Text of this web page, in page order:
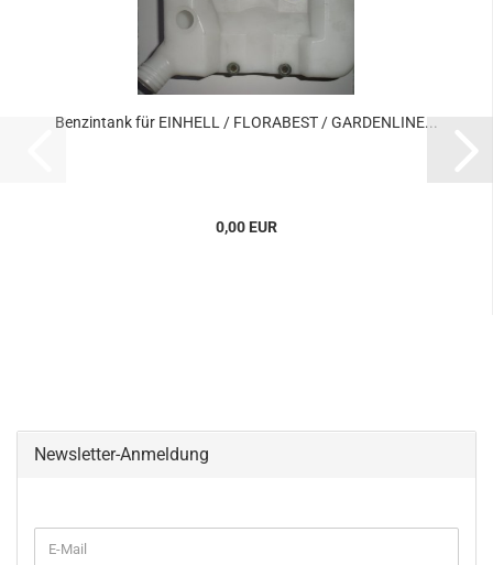
Benzintank für EINHELL / FLORABEST / GARDENLINE...
0,00 EUR
Newsletter-Anmeldung
ZUR
E-